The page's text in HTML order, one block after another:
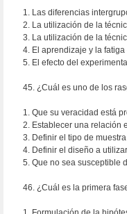
1. Las diferencias
2. La utilización de la
3. La utilización de la
4. El aprendizaje y la
5. El efecto del
45. ¿Cuál es uno de los
1. Que su veracidad está
2. Establecer una relación
3. Definir el tipo de
4. Definir el diseño a
5. Que no sea susceptible
46. ¿Cuál es la primera